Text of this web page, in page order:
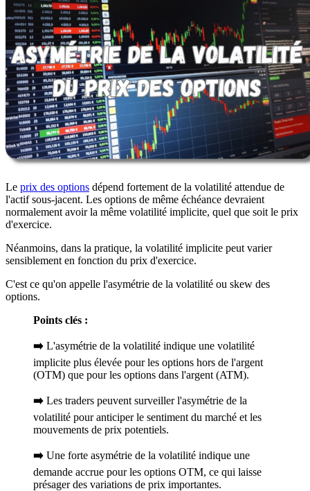
Le prix des options dépend fortement de la volatilité attendue de
l'actif sous-jacent. Les options de même échéance devraient
normalement avoir la même volatilité implicite, quel que soit le prix
d'exercice.
Néanmoins, dans la pratique, la volatilité implicite peut varier
sensiblement en fonction du prix d'exercice.
C'est ce qu'on appelle l'asymétrie de la volatilité ou skew des
options.
Points clés :
➡️ L'asymétrie de la volatilité indique une volatilité
implicite plus élevée pour les options hors de l'argent
(OTM) que pour les options dans l'argent (ATM).
➡️ Les traders peuvent surveiller l'asymétrie de la
volatilité pour anticiper le sentiment du marché et les
mouvements de prix potentiels.
➡️ Une forte asymétrie de la volatilité indique une
demande accrue pour les options OTM, ce qui laisse
présager des variations de prix importantes.